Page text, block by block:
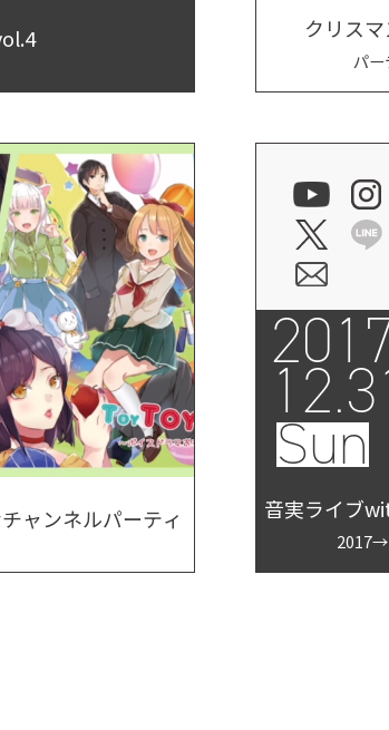
クリスマ
パ
ャンネルパーティ
Sun
音実ライブ